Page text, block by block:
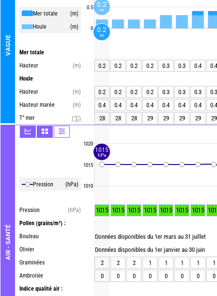
VAGUE
Mer totale
(m)
Houle
(m)
Mer totale
Hauteur
(m)
Houle
Hauteur
(m)
Hauteur marée
(m)
T° mer
(°C)
AIR - SANTÉ
Pression (hPa)
Pression
(hPa)
Pollen (grains/m³) :
Bouleau
Olivier
Graminées
Ambroisie
Indice qualité air :
0.5
0
1020
1015
1010
0.2 0.2 0.2 0.2 0.3 0.3 0.4 0.4
0.2 0.2 0.2 0.2 0.3 0.3 0.3
0.3
0.4
0.4 0.4 0.4 0.4 0.4 0.4
0.4
28
28 28 29 29 29 29 29
1015 1015 1015 1015 1015 1015 1015
Données disponibles du 1er mars au 31 juillet
Données disponibles du 1er janvier au 30 juin
2
2 2 1 1 1 1
1
0
0 0 0 0 0 0 0
0.2
m
0.2
m
1015
hPa